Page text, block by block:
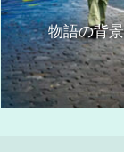
物語の背